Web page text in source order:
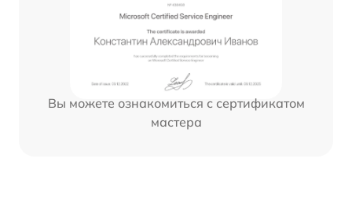
Вы можете ознакомиться с сертификатом
мастера